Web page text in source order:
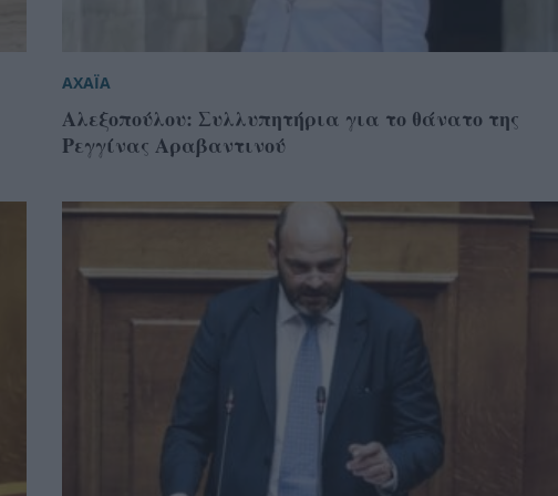
ΑΧΑΪΑ
Αλεξοπούλου: Συλλυπητήρια για το θάνατο της
Ρεγγίνας Αραβαντινού